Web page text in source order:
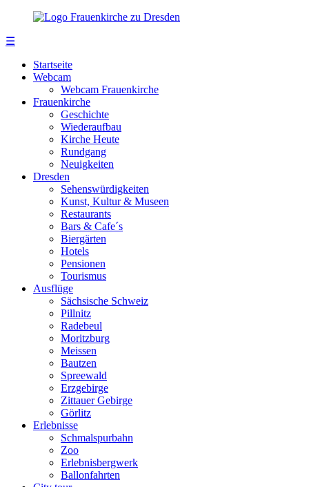
☰
Startseite
Webcam
Webcam Frauenkirche
Frauenkirche
Geschichte
Wiederaufbau
Kirche Heute
Rundgang
Neuigkeiten
Dresden
Sehenswürdigkeiten
Kunst, Kultur & Museen
Restaurants
Bars & Cafe´s
Biergärten
Hotels
Pensionen
Tourismus
Ausflüge
Sächsische Schweiz
Pillnitz
Radebeul
Moritzburg
Meissen
Bautzen
Spreewald
Erzgebirge
Zittauer Gebirge
Görlitz
Erlebnisse
Schmalspurbahn
Zoo
Erlebnisbergwerk
Ballonfahrten